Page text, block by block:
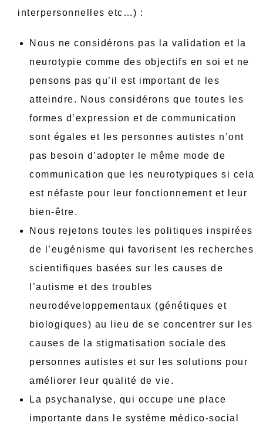
interpersonnelles etc…) :
Nous ne considérons pas la validation et la
neurotypie comme des objectifs en soi et ne
pensons pas qu’il est important de les
atteindre. Nous considérons que toutes les
formes d’expression et de communication
sont égales et les personnes autistes n’ont
pas besoin d’adopter le même mode de
communication que les neurotypiques si cela
est néfaste pour leur fonctionnement et leur
bien-être.
Nous rejetons toutes les politiques inspirées
de l’eugénisme qui favorisent les recherches
scientifiques basées sur les causes de
l’autisme et des troubles
neurodéveloppementaux (génétiques et
biologiques) au lieu de se concentrer sur les
causes de la stigmatisation sociale des
personnes autistes et sur les solutions pour
améliorer leur qualité de vie.
La psychanalyse, qui occupe une place
importante dans le système médico-social